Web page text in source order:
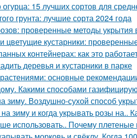
15 лучших сортов для
грунта: лучшие сорта 2024 года
проверенные методы укрытия
цветущие кустарники:
контейнерах: как это
деревья и кустарники в парке
основные
Какими способами
зиму. Воздушно-сухой способ
зиму и когда укрывать розы на..
использовать.. Почему